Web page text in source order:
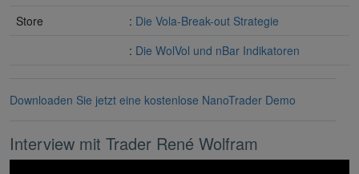
Store
: Die Vola-Break-out Strategie
: Die WolVol und nBar Indikatoren
Downloaden Sie jetzt eine kostenlose NanoTrader Demo
Interview mit Trader René Wolfram